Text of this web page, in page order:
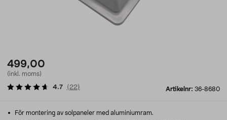
499,00
(inkl. moms)
Artikelnr: 36-8680
4.7 ( 22)
För montering av solpaneler med aluminiumram.